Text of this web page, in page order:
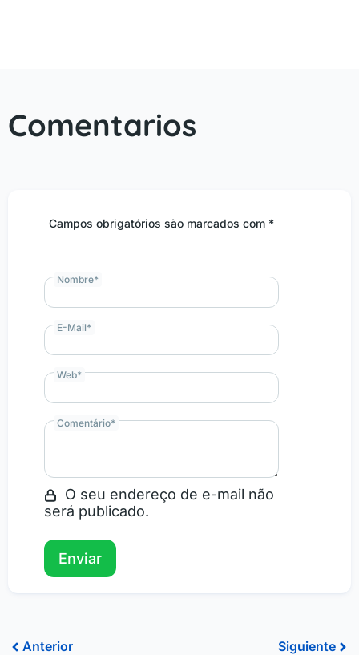
Comentarios
Campos obrigatórios são marcados com *
Comentário*
O seu endereço de e-mail não
será publicado.
Nombre*
E-Mail*
Web*
AntAnterior Siguiente